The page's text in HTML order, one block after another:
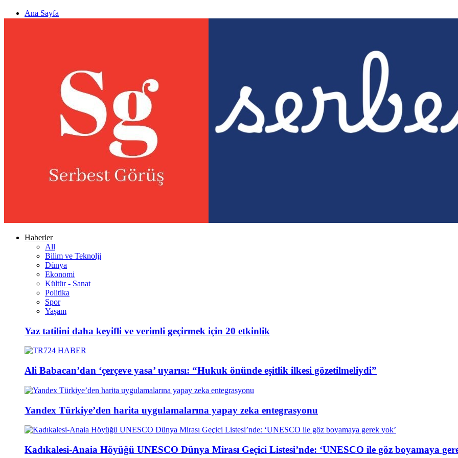
Ana Sayfa
Haberler
All
Bilim ve Teknolji
Dünya
Ekonomi
Kültür - Sanat
Politika
Spor
Yaşam
Yaz tatilini daha keyifli ve verimli geçirmek için 20 etkinlik
Ali Babacan’dan ‘çerçeve yasa’ uyarısı: “Hukuk önünde eşitlik ilkesi gözetilmeliydi”
Yandex Türkiye’den harita uygulamalarına yapay zeka entegrasyonu
Kadıkalesi-Anaia Höyüğü UNESCO Dünya Mirası Geçici Listesi’nde: ‘UNESCO ile göz boyamaya